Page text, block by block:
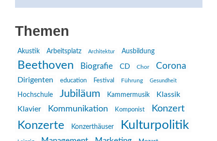
Themen
Akustik Arbeitsplatz Architektur Ausbildung
Beethoven Biografie CD Chor Corona
Dirigenten education Festival Führung Gesundheit
Hochschule Jubiläum Kammermusik
Klassik
Klavier
Kommunikation Komponist Konzert
Konzerte Konzerthäuser Kulturpolitik